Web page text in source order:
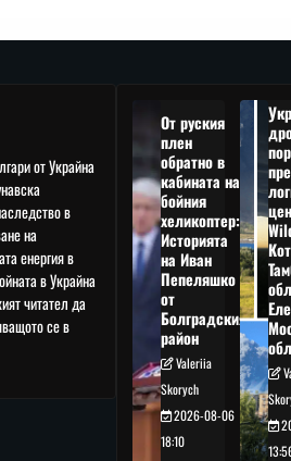
от Украйна
в
на
енергия в
в Украйна
читател да
се в
От руския
плен
обратно в
кабината на
бойния
хеликоптер:
Историята
на Иван
Пепеляшко
от
Болградския
район
Valeriia
Skorych
2026-08-06
18:10